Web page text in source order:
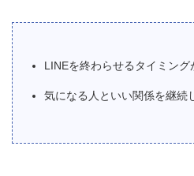
LINEを終わらせるタイミング
気になる人といい関係を継続